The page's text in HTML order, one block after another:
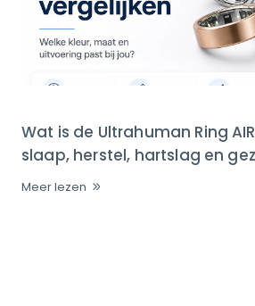
Wat is de Ultrahuman Ring
slaap, herstel, hartslag en
Meer lezen